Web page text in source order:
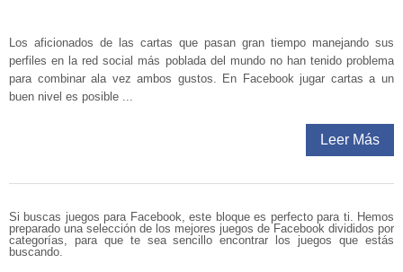
Los aficionados de las cartas que pasan gran tiempo manejando sus
perfiles en la red social más poblada del mundo no han tenido problema
para combinar ala vez ambos gustos. En Facebook jugar cartas a un
buen nivel es posible ...
Leer Más
Si buscas juegos para Facebook, este bloque es perfecto para ti. Hemos
preparado una selección de los mejores juegos de Facebook divididos por
categorías, para que te sea sencillo encontrar los juegos que estás
buscando.